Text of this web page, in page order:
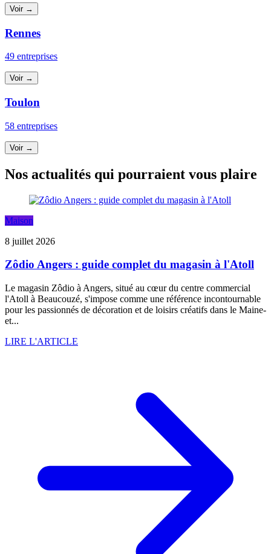
Voir →
Rennes
49 entreprises
Voir →
Toulon
58 entreprises
Voir →
Nos actualités qui pourraient vous plaire
Maison
8 juillet 2026
Zôdio Angers : guide complet du magasin à l'Atoll
Le magasin Zôdio à Angers, situé au cœur du centre commercial
l'Atoll à Beaucouzé, s'impose comme une référence incontournable
pour les passionnés de décoration et de loisirs créatifs dans le Maine-
et...
LIRE L'ARTICLE